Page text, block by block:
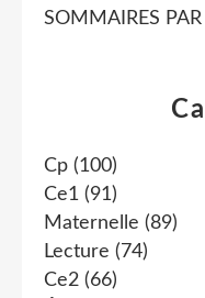
Cp (100)
Ce1 (91)
Maternelle (89)
Lecture (74)
Ce2 (66)
SOMMAIRES